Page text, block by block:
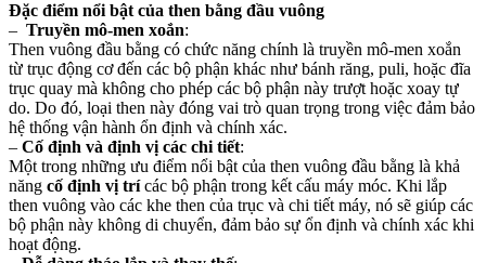
Đặc điểm nổi bật của then bằng đầu vuông
– Truyền mô-men xoắn:
Then vuông đầu bằng có chức năng chính là truyền mô-men xoắn
từ trục động cơ đến các bộ phận khác như bánh răng, puli, hoặc đĩa
trục quay mà không cho phép các bộ phận này trượt hoặc xoay tự
do. Do đó, loại then này đóng vai trò quan trọng trong việc đảm bảo
hệ thống vận hành ổn định và chính xác.
– Cố định và định vị các chi tiết:
Một trong những ưu điểm nổi bật của then vuông đầu bằng là khả
năng cố định vị trícác bộ phận trong kết cấu máy móc. Khi lắp
then vuông vào các khe then của trục và chi tiết máy, nó sẽ giúp các
bộ phận này không di chuyển, đảm bảo sự ổn định và chính xác khi
hoạt động.